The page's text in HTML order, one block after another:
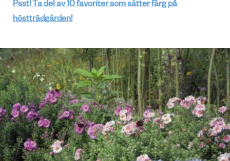
Psst! Ta del av 10 favoriter som sätter färg på
höstträdgården!